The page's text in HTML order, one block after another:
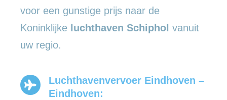
voor een gunstige prijs naar de
Koninklijke luchthaven Schiphol vanuit
uw regio.
Luchthavenvervoer Eindhoven –
Eindhoven: